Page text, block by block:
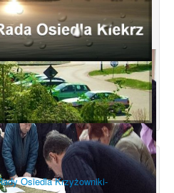
Osiedla Krzyżowniki-